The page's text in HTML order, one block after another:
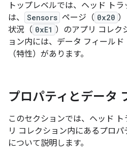
トップレベルでは、ヘッド ト
は、
Sensors ページ（ 0x20
状況（ 0xE1 ）のアプリ コレク
ョン内には、データ フィールド
（特性）があります。
プロパティとデータ
このセクションでは、ヘッド
リ コレクション内にあるプロ
について説明します。